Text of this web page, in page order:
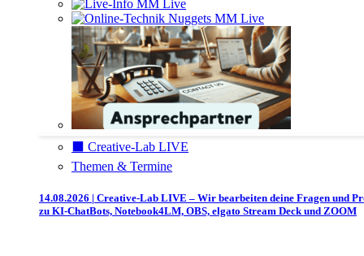
⬛️ Creative-Lab LIVE
Themen & Termine
14.08.2026 | Creative-Lab LIVE – Wir bearbeiten deine Fragen und
zu KI-ChatBots, Notebook4LM, OBS, elgato Stream Deck und ZOOM